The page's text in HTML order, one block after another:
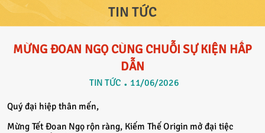
TIN TỨC
MỪNG ĐOAN NGỌ CÙNG CHUỖI SỰ KIỆN HẤP
DẪN
TIN TỨC 11/06/2026
Quý đại hiệp thân mến,
Mừng Tết Đoan Ngọ rộn ràng, Kiếm Thế Origin mở đại tiệc
CS Bảo mật